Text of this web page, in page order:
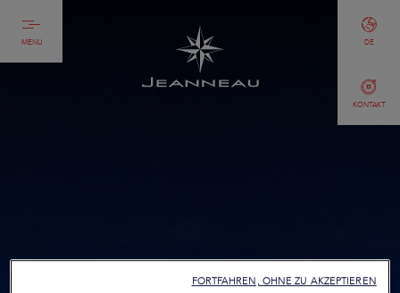
MENU
KONTAKT
DE
FORTFAHREN, OHNE ZU AKZEPTIEREN